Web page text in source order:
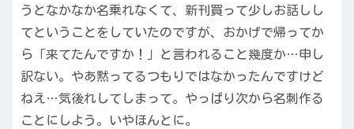
うとなかなか名乗れなくて、新刊買って少しお話しし
てということをしていたのですが、おかげで帰ってか
ら「来てたんですか！」と言われること幾度か…申し
訳ない。やあ黙ってるつもりではなかったんですけど
ねえ…気後れしてしまって。やっぱり次から名刺作る
ことにしよう。いやほんとに。